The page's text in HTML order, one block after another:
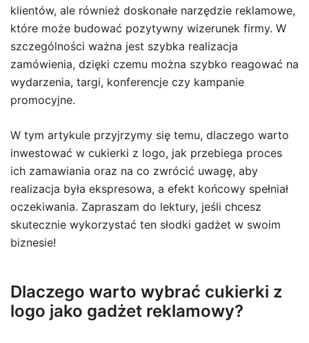
klientów, ale również doskonałe narzędzie reklamowe,
które może budować pozytywny wizerunek firmy. W
szczególności ważna jest szybka realizacja
zamówienia, dzięki czemu można szybko reagować na
wydarzenia, targi, konferencje czy kampanie
promocyjne.
W tym artykule przyjrzymy się temu, dlaczego warto
inwestować w cukierki z logo, jak przebiega proces
ich zamawiania oraz na co zwrócić uwagę, aby
realizacja była ekspresowa, a efekt końcowy spełniał
oczekiwania. Zapraszam do lektury, jeśli chcesz
skutecznie wykorzystać ten słodki gadżet w swoim
biznesie!
Dlaczego warto wybrać cukierki z
logo jako gadżet reklamowy?